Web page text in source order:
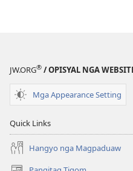
JW.ORG® / OPISYAL NGA
Mga Appearance Setting
Quick Links
Hangyo nga Magpaduaw